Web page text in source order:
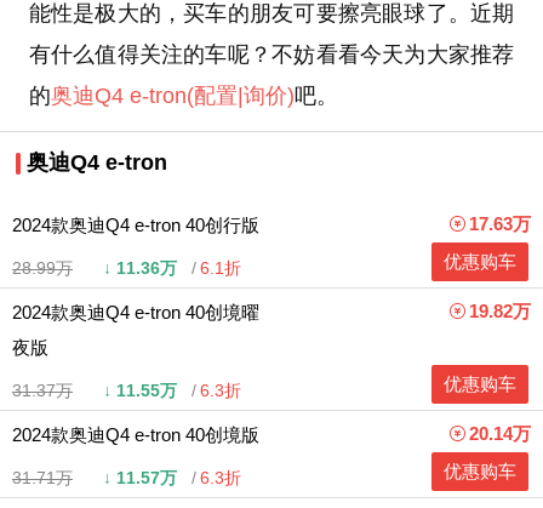
能性是极大的，买车的朋友可要擦亮眼球了。近期
有什么值得关注的车呢？不妨看看今天为大家推荐
的奥迪Q4 e-tron(配置 |询价)吧。
奥迪Q4 e-tron
2024款奥迪Q4 e-tron 40创行版
28.99万 ↓ 11.36万 6.1折
17.63万
优惠购车
2024款奥迪Q4 e-tron 40创境曜
夜版
31.37万 ↓ 11.55万 6.3折
19.82万
优惠购车
2024款奥迪Q4 e-tron 40创境版
31.71万 ↓ 11.57万 6.3折
20.14万
优惠购车